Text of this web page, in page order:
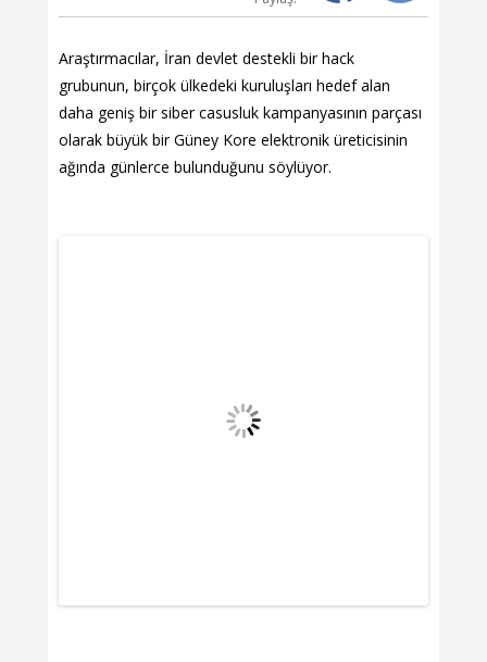
Araştırmacılar, İran devlet destekli bir hack
grubunun, birçok ülkedeki kuruluşları hedef alan
daha geniş bir siber casusluk kampanyasının parçası
olarak büyük bir Güney Kore elektronik üreticisinin
ağında günlerce bulunduğunu söylüyor.